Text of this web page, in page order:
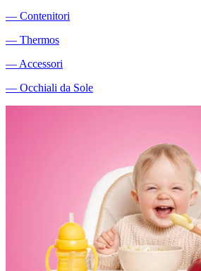
― Contenitori
― Thermos
― Accessori
― Occhiali da Sole